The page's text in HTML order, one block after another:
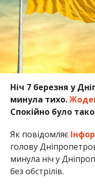
Ніч 7 березня у
минула тихо.
Спокійно було
Як повідомляє
голову
минула ніч у
без обстрілів.